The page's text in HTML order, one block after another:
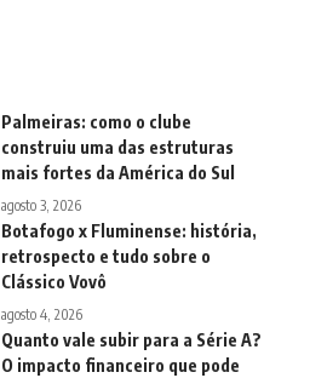
Palmeiras: como o clube
construiu uma das estruturas
mais fortes da América do Sul
agosto 3, 2026
Botafogo x Fluminense: história,
retrospecto e tudo sobre o
Clássico Vovô
agosto 4, 2026
Quanto vale subir para a Série A?
O impacto financeiro que pode